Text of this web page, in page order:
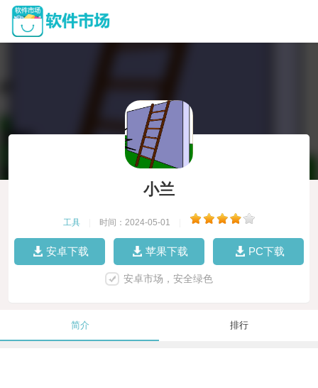
小兰
工具 时间：2024-05-01
安卓下载 苹果下载 PC下载
安卓市场，安全绿色
简介 排行